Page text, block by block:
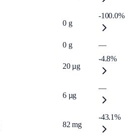
0 g
-100.0%
0 g —
20 µg
-4.8%
6 µg
—
82 mg
-43.1%